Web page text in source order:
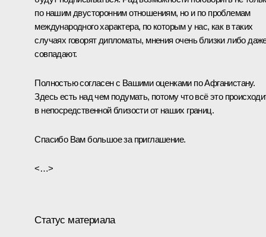
по нашим двусторонним отношениям, но и по проблемам
международного характера, по которым у нас, как в таких
случаях говорят дипломаты, мнения очень близки либо
совпадают.
Полностью согласен с Вашими оценками по Афганистану.
Здесь есть над чем подумать, потому что всё это
в непосредственной близости от наших границ.
Спасибо Вам большое за приглашение.
<…>
Статус материала